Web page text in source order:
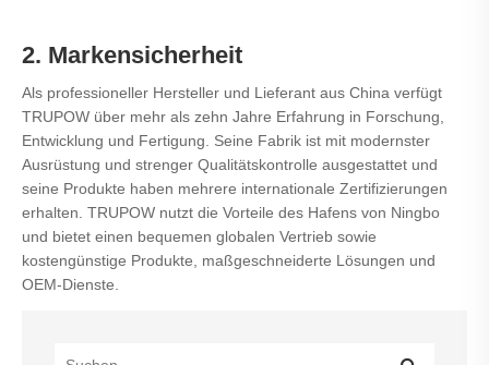
2. Markensicherheit
Als professioneller Hersteller und Lieferant aus China verfügt
TRUPOW über mehr als zehn Jahre Erfahrung in Forschung,
Entwicklung und Fertigung. Seine Fabrik ist mit modernster
Ausrüstung und strenger Qualitätskontrolle ausgestattet und
seine Produkte haben mehrere internationale Zertifizierungen
erhalten. TRUPOW nutzt die Vorteile des Hafens von Ningbo
und bietet einen bequemen globalen Vertrieb sowie
kostengünstige Produkte, maßgeschneiderte Lösungen und
OEM-Dienste.